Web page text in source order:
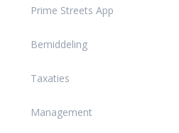
Prime Streets App
Bemiddeling
Taxaties
Management